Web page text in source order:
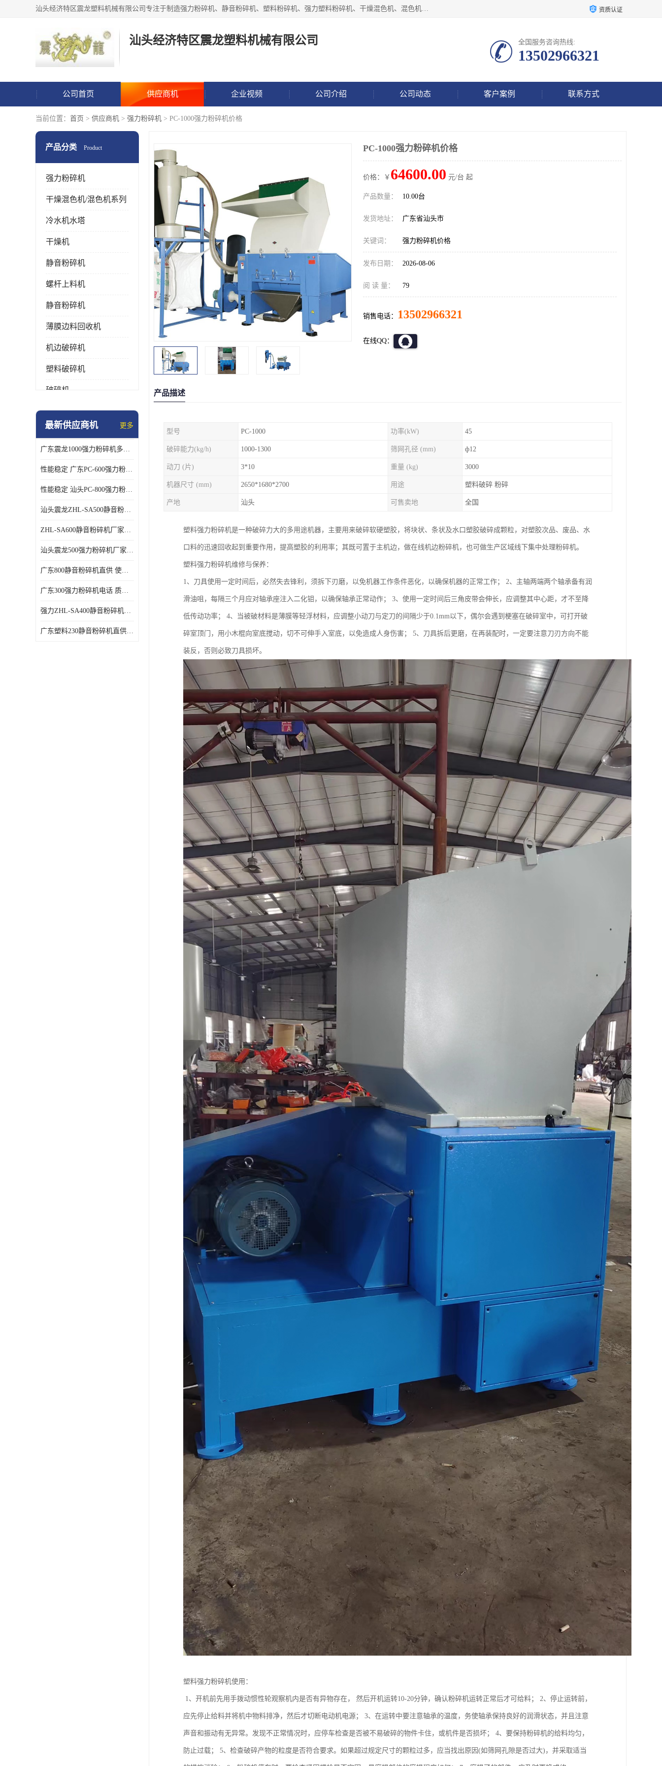
汕头经济特区震龙塑料机械有限公司专注于制造强力粉碎机、静音粉碎机、塑料粉碎机、强力塑料粉碎机、干燥混色机、混色机、冷水机、上料机等塑料辅助机械。 资质认证
汕头经济特区震龙塑料机械有限公司 全国服务咨询热线:
13502966321
公司首页 供应商机 企业视频 公司介绍 公司动态 客户案例 联系方式
当前位置： 首页 > 供应商机 > 强力粉碎机 > PC-1000强力粉碎机价格
产品分类 Product
强力粉碎机
干燥混色机/混色机系列
冷水机水塔
干燥机
静音粉碎机
螺杆上料机
静音粉碎机
薄膜边料回收机
机边破碎机
塑料破碎机
破碎机
强力粉碎机
最新供应商机 更多
广东震龙1000强力粉碎机多少钱一台 使用方便
性能稳定 广东PC-600强力粉碎机电话
性能稳定 汕头PC-800强力粉碎机厂家批发
汕头震龙ZHL-SA500静音粉碎机多少钱一台
ZHL-SA600静音粉碎机厂家电话 质量可靠
汕头震龙500强力粉碎机厂家批发 噪音低
广东800静音粉碎机直供 使用寿命长
广东300强力粉碎机电话 质量可靠
强力ZHL-SA400静音粉碎机多少钱一台 密封防尘
广东塑料230静音粉碎机直供 使用寿命长
PC-1000强力粉碎机价格
价格：￥ 64600.00 元/台 起
产品数量： 10.00台
发货地址： 广东省汕头市
关键词： 强力粉碎机价格
发布日期： 2026-08-06
阅 读 量： 79
销售电话： 13502966321
在线QQ：
产品描述
型号 PC-1000 功率(kW) 45
破碎能力(kg/h) 1000-1300 筛网孔径 (mm) ф12
动刀 (片) 3*10 重量 (kg) 3000
机器尺寸 (mm) 2650*1680*2700 用途 塑料破碎 粉碎
产地 汕头 可售卖地 全国
塑料强力粉碎机是一种破碎力大的多用途机器，主要用来破碎软硬塑胶，将块状、条状及水口塑胶破碎成颗粒，对塑胶次品、废品、水
口料的迅速回收起到重要作用，提高塑胶的利用率；其既可置于主机边，做在线机边粉碎机，也可做生产区域线下集中处理粉碎机。
塑料强力粉碎机维修与保养：
1、刀具使用一定时间后，必然失去锋利，须拆下刃磨，以免机器工作条件恶化，以确保机器的正常工作； 2、主轴两端两个轴承备有润
滑油咀，每隔三个月应对轴承座注入二化钼，以确保轴承正常动作； 3、使用一定时间后三角皮带会伸长，应调整其中心距，才不至降
低传动功率； 4、当被破材料是薄膜等轻浮材料，应调整小动刀与定刀的间隔少于0.1mm以下，偶尔会遇到梗塞在破碎室中，可打开破
碎室顶门，用小木棍向室底搅动，切不可伸手入室底，以免造成人身伤害； 5、刀具拆后更磨，在再装配时，一定要注意刀刃方向不能
装反，否则必致刀具损坏。
塑料强力粉碎机使用：
1、开机前先用手拨动惯性轮观察机内是否有异物存在， 然后开机运转10-20分钟，确认粉碎机运转正常后才可给料； 2、停止运转前，
应先停止给料并将机中物料排净，然后才切断电动机电源； 3、在运转中要注意轴承的温度，务使轴承保持良好的润滑状态，并且注意
声音和振动有无异常。发现不正常情况时，应停车检查是否被不易破碎的物件卡住，或机件是否损坏； 4、要保持粉碎机的给料均匀，
防止过载； 5、检查破碎产物的粒度是否符合要求。如果超过规定尺寸的颗粒过多，应当找出原因(如筛网孔隙是否过大)，并采取适当